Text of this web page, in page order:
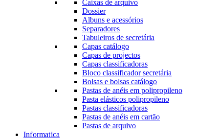
Caixas de arquivo
Dossier
Albuns e acessórios
Separadores
Tabuleiros de secretária
Capas catálogo
Capas de projectos
Capas classificadoras
Bloco classificador secretária
Bolsas e bolsas catálogo
Pastas de anéis em polipropileno
Pasta elásticos polipropileno
Pastas classificadoras
Pastas de anéis em cartão
Pastas de arquivo
Informatica